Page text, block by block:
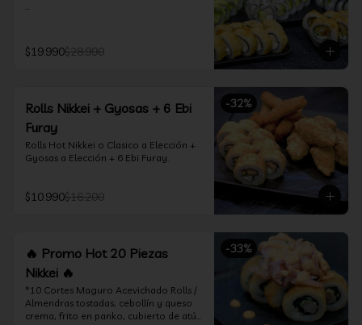
-Camarón furay, queso crema,
frito en tempura.
-Kanikama, queso crema, envuelto en
nori (hosomaki)
$19.990$28.990
-32%
Rolls Nikkei + Gyosas + 6 Ebi
Furay
Rolls Hot Nikkei o Clasico a Elección +
Gyosas a Elección + 6 Ebi Furay.
$10.990$16.200
-33%
🔥 Promo Hot 20 Piezas
Nikkei 🔥
*10 Cortes Maguro Acevichado Rolls /
Almendras tostadas, cebollín y queso
crema, frito en panko, cubierto de atún